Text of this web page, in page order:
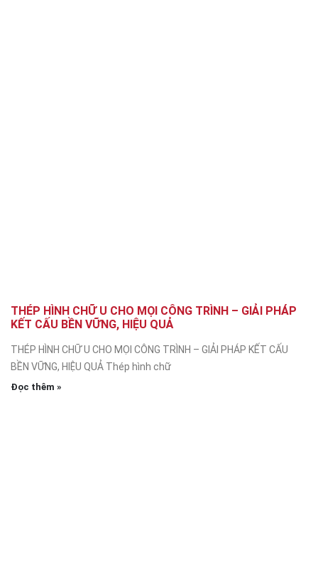
THÉP HÌNH CHỮ U CHO MỌI CÔNG TRÌNH – GIẢI PHÁP
KẾT CẤU BỀN VỮNG, HIỆU QUẢ
THÉP HÌNH CHỮ U CHO MỌI CÔNG TRÌNH – GIẢI PHÁP KẾT CẤU
BỀN VỮNG, HIỆU QUẢ Thép hình chữ
Đọc thêm »